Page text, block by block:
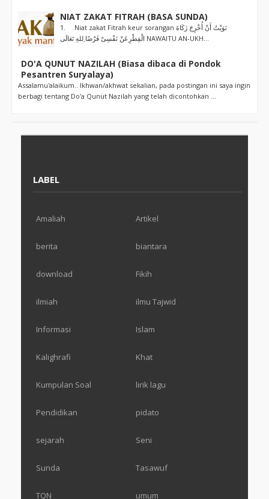
NIAT ZAKAT FITRAH (BASA SUNDA)
1. Niat zakat Fitrah keur sorangan نَوَيْتُ أَنْ أُخْرِجَ زَكَاةَ
الْفِطْرِعَنْ نَفْسِىْ فَرْضًا ِللهِ تَعَالَى NAWAITU AN-UKH...
DO'A QUNUT NAZILAH (Biasa dibaca di Pondok
Pesantren Suryalaya)
Assalamu'alaikum.. Ikhwan/akhwat sekalian, pada postingan ini saya ingin
berbagi tentang Do'a Qunut Nazilah yang telah dicontohkan ...
LABEL
Amaliah Artikel
berita biantara
download Fikih
ilmiah ilmu Tajwid
Informasi Islam
Kalighrafi Khat
Kumpulan Soal lirik lagu
Pendidikan pidato
sejarah Seni
Sunda Tasawuf
TQN umum